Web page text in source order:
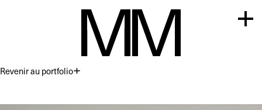
Revenir au portfolioPremium